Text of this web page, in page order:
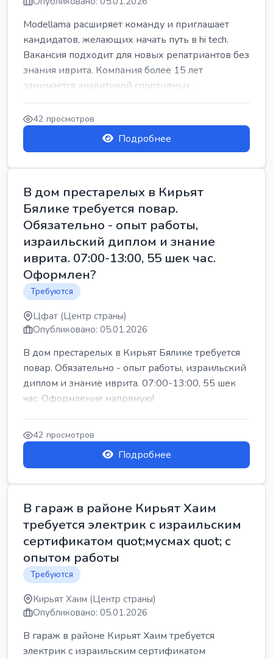
Modellama расширяет команду и приглашает
кандидатов, желающих начать путь в hi tech.
Вакансия подходит для новых репатриантов без
знания иврита. Компания более 15 лет
занимается аналитикой спортивных ...
42 просмотров
Подробнее
В дом престарелых в Кирьят
Бялике требуется повар.
Обязательно - опыт работы,
израильский диплом и знание
иврита. 07:00-13:00, 55 шек час.
Оформлен?
Требуются
Цфат (Центр страны)
Опубликовано: 05.01.2026
В дом престарелых в Кирьят Бялике требуется
повар. Обязательно - опыт работы, израильский
диплом и знание иврита. 07:00-13:00, 55 шек
час. Оформление напрямую!
42 просмотров
Подробнее
В гараж в районе Кирьят Хаим
требуется электрик с израильским
сертификатом quot;мусмах quot; с
опытом работы
Требуются
Кирьят Хаим (Центр страны)
Опубликовано: 05.01.2026
В гараж в районе Кирьят Хаим требуется
электрик с израильским сертификатом